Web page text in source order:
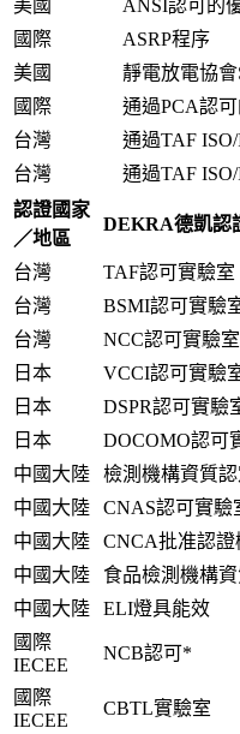
美國
ANSI認可的
國際
ASRP程序
美國
靜電放電協會
國際
通過PCA認可
台灣
通過TAF ISO/
台灣
通過TAF ISO/
認證國家
／地區
DEKRA德凱認
台灣
TAF認可實驗室
台灣
BSMI認可實驗
台灣
NCC認可實驗室
日本
VCCI認可實驗
日本
DSPR認可實驗
日本
DOCOMO認可
中國大陸
檢測機構資質
中國大陸
CNAS認可實驗
中國大陸
CNCA批准認證
中國大陸
食品檢測機構
中國大陸
ELI燈具能效
國際
IECEE
NCB認可*
國際
IECEE
CBTL實驗室